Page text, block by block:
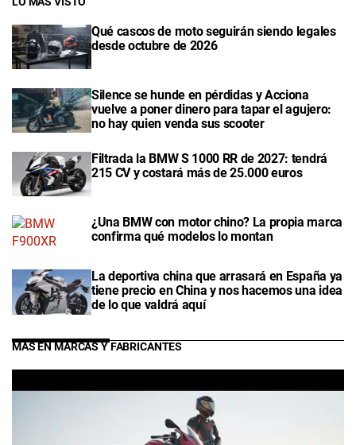
Qué cascos de moto seguirán siendo legales
desde octubre de 2026
Silence se hunde en pérdidas y Acciona
vuelve a poner dinero para tapar el agujero:
no hay quien venda sus scooter
Filtrada la BMW S 1000 RR de 2027: tendrá
215 CV y costará más de 25.000 euros
¿Una BMW con motor chino? La propia marca
confirma qué modelos lo montan
La deportiva china que arrasará en España ya
tiene precio en China y nos hacemos una idea
de lo que valdrá aquí
MÁS EN MARCAS Y FABRICANTES